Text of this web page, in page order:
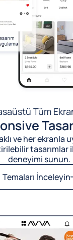
Tüm
ve her ekranla
tasarımlar
deneyimi sunun.
Temaları İnceleyin